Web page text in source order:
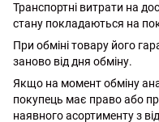
Транспортні витрати на
стану покладаються на
При обміні товару його
заново від дня обміну.
Якщо на момент обміну
покупець має право або
наявного асортименту з